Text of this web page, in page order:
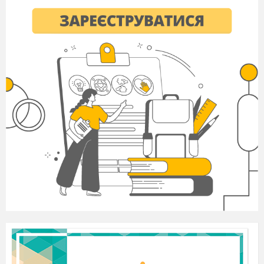
Создано
помощью
Чек-лист
Эксперт:
https://checklists.expert
как это убрать?